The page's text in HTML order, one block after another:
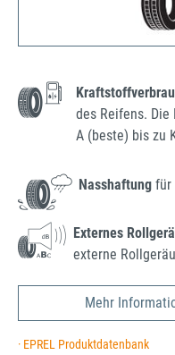
des Reifens.
A (beste) bis zu
Nasshaftung für
Externes
externe
Mehr
· EPREL Produktdatenbank